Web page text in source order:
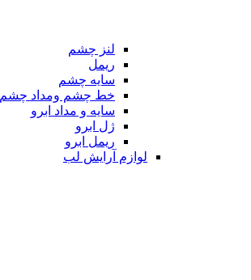
لنز چشم
ریمل
سایه چشم
خط چشم ومداد چشم
سایه و مداد ابرو
ژل ابرو
ریمل ابرو
لوازم آرایش لب